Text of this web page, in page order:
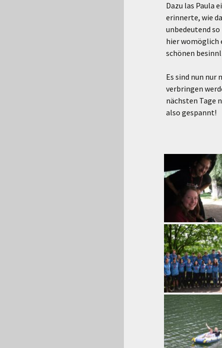
Dazu las Paula
erinnerte, wie
unbedeutend
hier womöglich
schönen
Es sind nun nur
verbringen
nächsten Tage
also gespannt!